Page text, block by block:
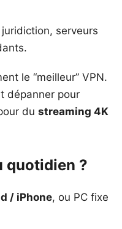
serveurs
le “meilleur” VPN.
dépanner pour
du streaming 4K
quotidien ?
/ iPhone, ou PC fixe